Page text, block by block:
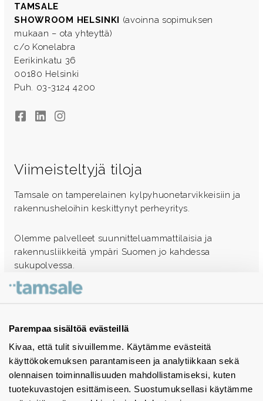
Parempaa sisältöä evästeillä
Kivaa, että tulit sivuillemme. Käytämme evästeitä
käyttökokemuksen parantamiseen ja analytiikkaan sekä
olennaisen toiminnallisuuden mahdollistamiseksi, kuten
tuotekuvastojen esittämiseen. Suostumuksellasi käytämme
TAMSALE
SHOWROOM HELSINKI (avoinna sopimuksen
mukaan – ota yhteyttä)
c/o Konelabra
Eerikinkatu 36
00180 Helsinki
Puh. 03-3124 4200
FacebookLinkedInInstagram
Viimeisteltyjä tiloja
Tamsale on tamperelainen kylpyhuonetarvikkeisiin ja
rakennusheloihin keskittynyt perheyritys.
Olemme palvelleet suunnitteluammattilaisia ja
rakennusliikkeitä ympäri Suomen jo kahdessa
sukupolvessa.
Ota yhteyttä - autamme mielellämme
Tuotekuvastot
Instagram
BIM-objektit
Yhteystiedot